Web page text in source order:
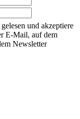
gelesen und akzeptiere
E-Mail, auf dem
Newsletter